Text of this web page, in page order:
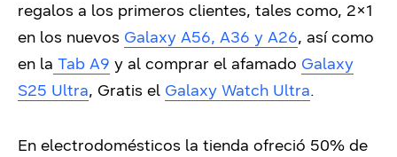
regalos a los primeros clientes, tales como, 2×1
en los nuevos Galaxy A56, A36 y A26, así como
en la Tab A9 y al comprar el afamado Galaxy
S25 Ultra, Gratis el Galaxy Watch Ultra.
En electrodomésticos la tienda ofreció 50% de